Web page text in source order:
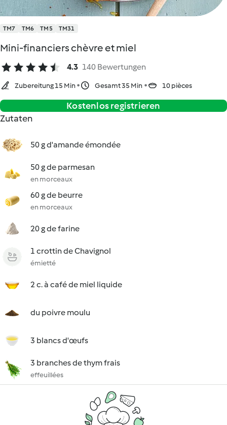
TM7 TM6 TM5 TM31
Mini-financiers chèvre et miel
4.3 140 Bewertungen
Zubereitung 15 Min Gesamt 35 Min 10 pièces
Kostenlos registrieren
Zutaten
50 g d'amande émondée
50 g de parmesan
en morceaux
60 g de beurre
en morceaux
20 g de farine
1 crottin de Chavignol
émietté
2 c. à café de miel liquide
du poivre moulu
3 blancs d'œufs
3 branches de thym frais
effeuillées